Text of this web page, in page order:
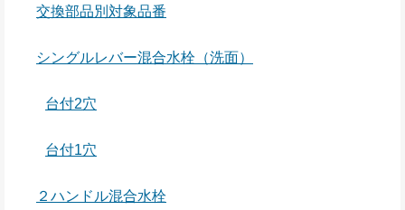
交換部品別対象品番
シングルレバー混合水栓（洗面）
台付2穴
台付1穴
２ハンドル混合水栓